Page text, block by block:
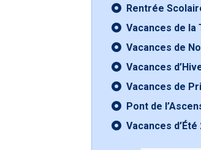
Rentrée
Vacances de la
Vacances de
Vacances
Vacances de
Pont de
Vacances